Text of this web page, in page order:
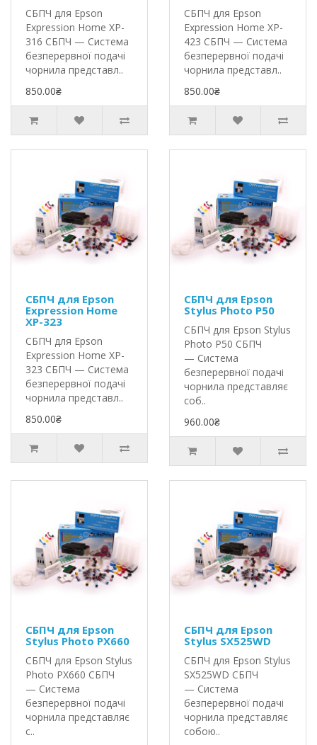
СБПЧ для Epson
Expression Home XP-
316 СБПЧ — Система
безперервної подачі
чорнила представл..
850.00₴
СБПЧ для Epson
Expression Home XP-
423 СБПЧ — Система
безперервної подачі
чорнила представл..
850.00₴
СБПЧ для Epson
Expression Home
XP-323
СБПЧ для Epson
Expression Home XP-
323 СБПЧ — Система
безперервної подачі
чорнила представл..
850.00₴
СБПЧ для Epson
Stylus Photo P50
СБПЧ для Epson Stylus
Photo P50 СБПЧ
— Система
безперервної подачі
чорнила представляє
соб..
960.00₴
СБПЧ для Epson
Stylus Photo PX660
СБПЧ для Epson Stylus
Photo PX660 СБПЧ
— Система
безперервної подачі
чорнила представляє
с..
СБПЧ для Epson
Stylus SX525WD
СБПЧ для Epson Stylus
SX525WD СБПЧ
— Система
безперервної подачі
чорнила представляє
собою..